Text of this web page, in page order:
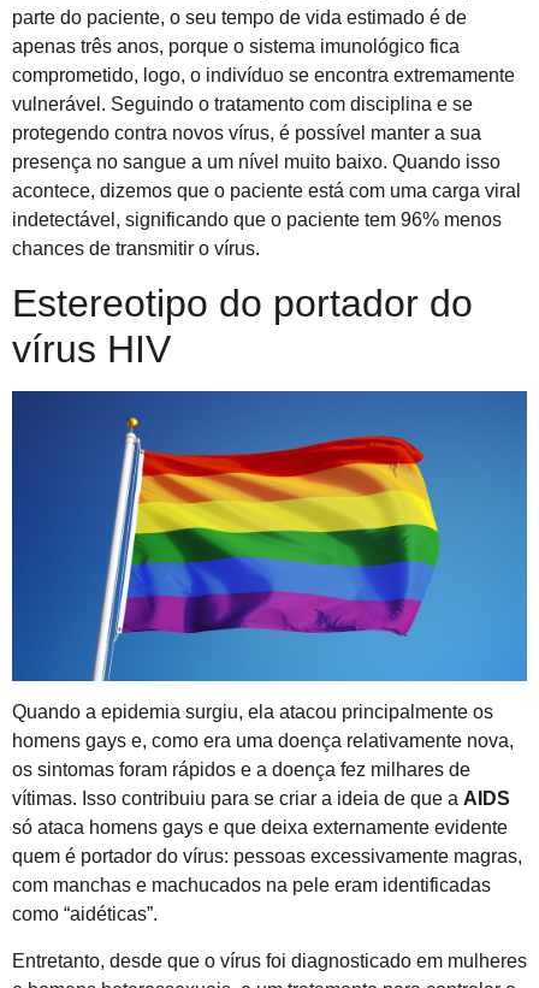
parte do paciente, o seu tempo de vida estimado é de
apenas três anos, porque o sistema imunológico fica
comprometido, logo, o indivíduo se encontra extremamente
vulnerável. Seguindo o tratamento com disciplina e se
protegendo contra novos vírus, é possível manter a sua
presença no sangue a um nível muito baixo. Quando isso
acontece, dizemos que o paciente está com uma carga viral
indetectável, significando que o paciente tem 96% menos
chances de transmitir o vírus.
Estereotipo do portador do
vírus HIV
Quando a epidemia surgiu, ela atacou principalmente os
homens gays e, como era uma doença relativamente nova,
os sintomas foram rápidos e a doença fez milhares de
vítimas. Isso contribuiu para se criar a ideia de que a AIDS
só ataca homens gays e que deixa externamente evidente
quem é portador do vírus: pessoas excessivamente magras,
com manchas e machucados na pele eram identificadas
como “aidéticas”.
Entretanto, desde que o vírus foi diagnosticado em mulheres